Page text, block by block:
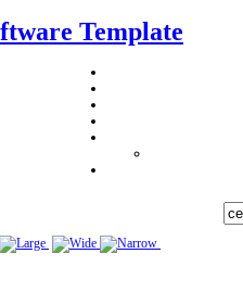
Template